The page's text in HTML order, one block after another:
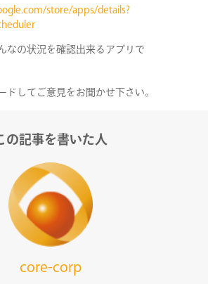
BLOG
store/apps/details?
なの状況を確認出来るアプリで
ドしてご意見をお聞かせ下さい。
の記事を書いた人
core-corp